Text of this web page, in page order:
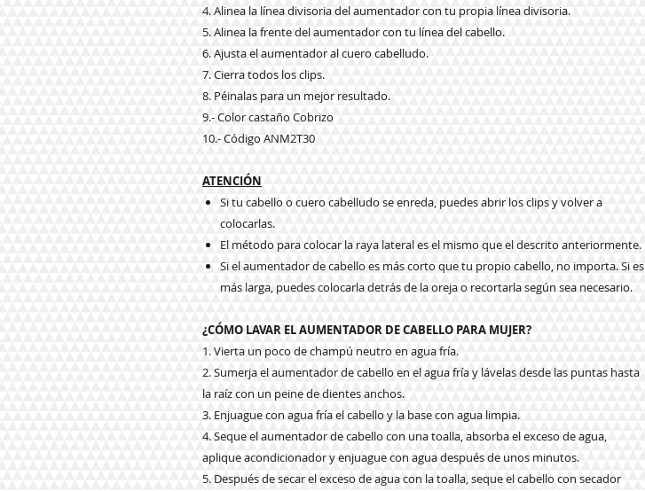
4. Alinea la línea divisoria del aumentador con tu propia línea divisoria.
5. Alinea la frente del aumentador con tu línea del cabello.
6. Ajusta el aumentador al cuero cabelludo.
7. Cierra todos los clips.
8. Péinalas para un mejor resultado.
9.- Color castaño Cobrizo
10.- Código ANM2T30
ATENCIÓN
Si tu cabello o cuero cabelludo se enreda, puedes abrir los clips y volver a
colocarlas.
El método para colocar la raya lateral es el mismo que el descrito anteriormente.
Si el aumentador de cabello es más corto que tu propio cabello, no importa. Si es
más larga, puedes colocarla detrás de la oreja o recortarla según sea necesario.
¿CÓMO LAVAR EL AUMENTADOR DE CABELLO PARA MUJER?
1. Vierta un poco de champú neutro en agua fría.
2. Sumerja el aumentador de cabello en el agua fría y lávelas desde las puntas hasta
la raíz con un peine de dientes anchos.
3. Enjuague con agua fría el cabello y la base con agua limpia.
4. Seque el aumentador de cabello con una toalla, absorba el exceso de agua,
aplique acondicionador y enjuague con agua después de unos minutos.
5. Después de secar el exceso de agua con la toalla, seque el cabello con secador